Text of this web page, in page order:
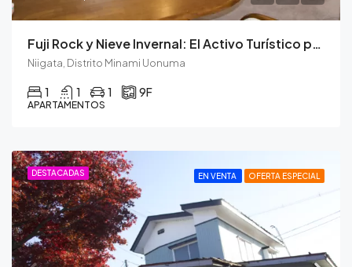
Fuji Rock y Nieve Invernal: El Activo Turístico para Todo el Año.
Niigata, Distrito Minami Uonuma
1 1 1 9F
APARTAMENTOS
DESTACADAS EN VENTA OFERTA ESPECIAL